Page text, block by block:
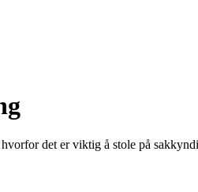
det er viktig å stole på